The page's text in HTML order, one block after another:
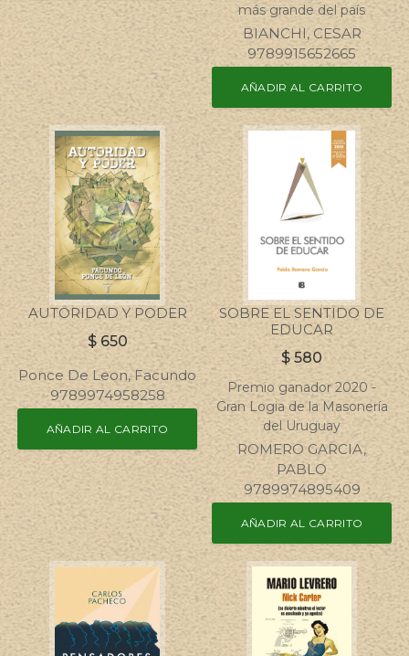
más grande del país
BIANCHI, CESAR
9789915652665
AÑADIR AL CARRITO
AUTORIDAD Y PODER
$ 650
Ponce De Leon, Facundo
9789974958258
AÑADIR AL CARRITO
SOBRE EL SENTIDO DE
EDUCAR
$580
Premio ganador 2020 -
Gran Logia de la Masonería
del Uruguay
ROMERO GARCIA,
PABLO
9789974895409
AÑADIR AL CARRITO